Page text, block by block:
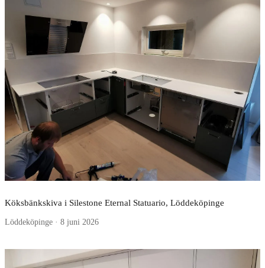
Köksbänkskiva i Silestone Eternal Statuario, Löddeköpinge
Löddeköpinge · 8 juni 2026